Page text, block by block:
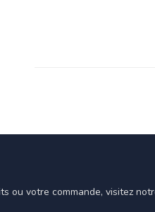
se
tels
ou votre commande, visitez